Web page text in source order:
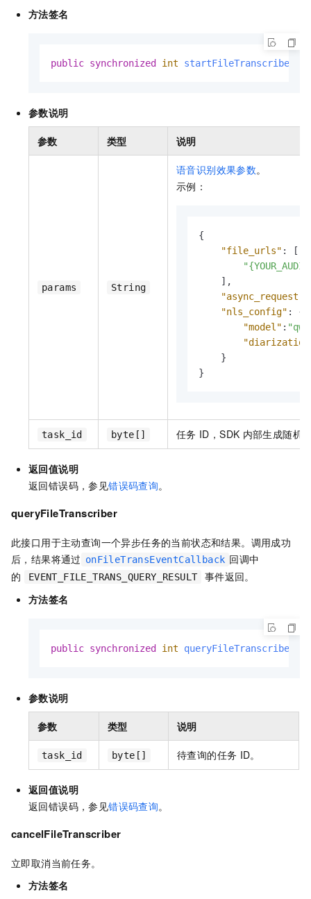
方法签名
public synchronized int startFileTranscriber
参数说明
参数 类型 说明
params String
语音识别效果参数。
示例：
{
"file_urls" :
[
] ,
"async_request"
"nls_config" :
{
"model" :
}
}
task_id byte[] 任务 ID，SDK 内部生成随机
返回值说明
返回错误码，参见错误码查询。
queryFileTranscriber
此接口用于主动查询一个异步任务的当前状态和结果。调用成功
后，结果将通过 onFileTransEventCallback 回调中
的
EVENT_FILE_TRANS_QUERY_RESULT
事件返回。
方法签名
public synchronized int queryFileTranscriber
参数说明
参数 类型 说明
task_id byte[] 待查询的任务 ID。
返回值说明
返回错误码，参见错误码查询。
cancelFileTranscriber
立即取消当前任务。
方法签名